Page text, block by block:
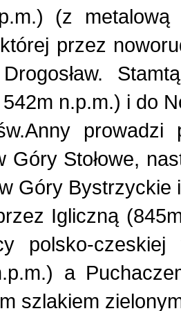
(z
przez
n.p.m.) i do
prowadzi
Góry Stołowe,
Góry Bystrzyckie
Igliczną
polsko-czeskiej
a
szlakiem